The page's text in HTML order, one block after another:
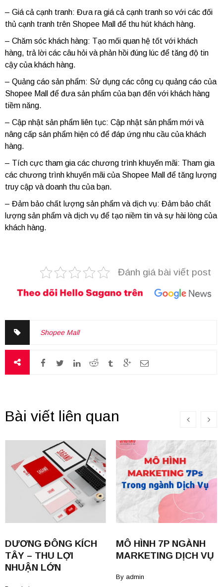
– Giá cả cạnh tranh: Đưa ra giá cả cạnh tranh so với các đối
thủ cạnh tranh trên Shopee Mall để thu hút khách hàng.
– Chăm sóc khách hàng: Tạo mối quan hệ tốt với khách
hàng, trả lời các câu hỏi và phản hồi đúng lúc để tăng độ tin
cậy của khách hàng.
– Quảng cáo sản phẩm: Sử dụng các công cụ quảng cáo của
Shopee Mall để đưa sản phẩm của bạn đến với khách hàng
tiềm năng.
– Cập nhật sản phẩm liên tục: Cập nhật sản phẩm mới và
nâng cấp sản phẩm hiện có để đáp ứng nhu cầu của khách
hàng.
– Tích cực tham gia các chương trình khuyến mãi: Tham gia
các chương trình khuyến mãi của Shopee Mall để tăng lượng
truy cập và doanh thu của bạn.
– Đảm bảo chất lượng sản phẩm và dịch vụ: Đảm bảo chất
lượng sản phẩm và dịch vụ để tạo niềm tin và sự hài lòng của
khách hàng.
Đánh giá bài viết post
Shopee Mall
Bài viết liên quan
DƯƠNG ĐÔNG KÍCH
TÂY – THU LỢI
NHUẬN LỚN
MÔ HÌNH 7P NGÀNH
MARKETING DỊCH VỤ
By admin